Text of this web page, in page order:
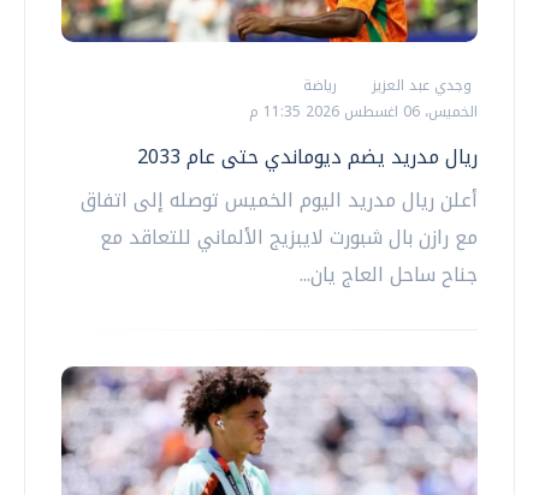
وجدي عبد العزيز
رياضة
الخميس، 06 اغسطس 2026 11:35 م
ريال مدريد يضم ديوماندي حتى عام 2033
أعلن ريال مدريد اليوم الخميس توصله إلى اتفاق
مع رازن بال شبورت لايبزيج الألماني للتعاقد مع
جناح ساحل العاج يان...